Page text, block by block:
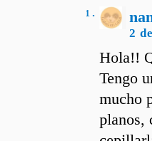
1 .
2
Hola!!
Tengo
mucho
planos,